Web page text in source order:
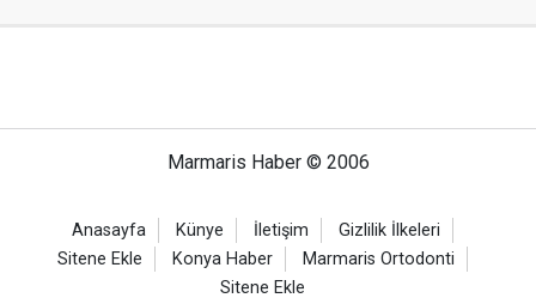
Marmaris Haber © 2006
Anasayfa Künye İletişim
Gizlilik İlkeleri
Sitene Ekle
Konya Haber
Marmaris Ortodonti
Sitene Ekle